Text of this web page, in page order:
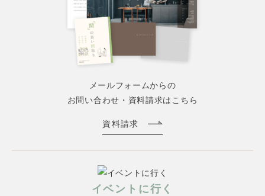
メールフォームからの
お問い合わせ・資料請求はこちら
資料請求
イベントに行く